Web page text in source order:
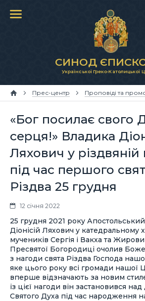
СИНОД
Української Греко-Католицької
Прес-центр Проповіді та
«Бог посилає свого
серця!» Владика
Ляхович у різдвяній
під час першого
Різдва 25 грудня
12 січня 2022
25 грудня 2021 року
Діонісій Ляхович у катедральному
мучеників Сергія і Вакха та
Пресвятої Богородиці очолив
з нагоди свята Різдва Господа
яке цього року всі громади нашої
вперше відзначають за новим
із цієї нагоди він застановився над
Святого Духа під час народження